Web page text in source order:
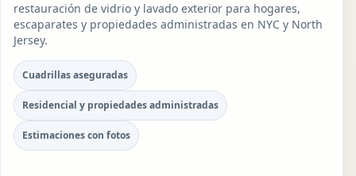
restauración de vidrio y lavado exterior para hogares,
escaparates y propiedades administradas en NYC y North
Jersey.
Cuadrillas aseguradas
Residencial y propiedades administradas
Estimaciones con fotos